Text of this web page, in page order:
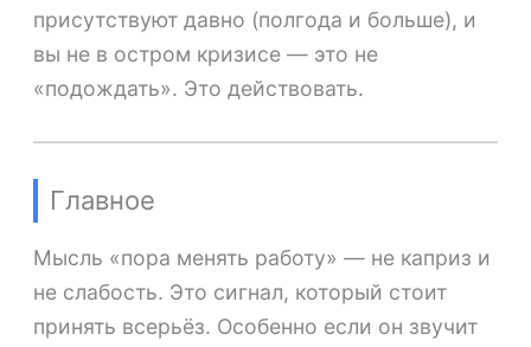
присутствуют давно (полгода и больше), и
вы не в остром кризисе — это не
«подождать». Это действовать.
Главное
Мысль «пора менять работу» — не каприз и
не слабость. Это сигнал, который стоит
принять всерьёз. Особенно если он звучит